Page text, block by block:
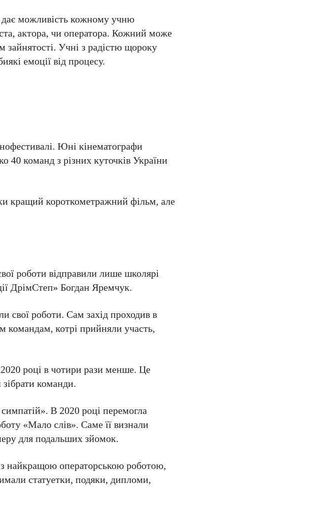
можливість кожному учню
актора, чи оператора. Кожний може
Учні з радістю щороку
емоції від процесу.
Юні кінематографи
40 команд з різних куточків України
кращий короткометражний фільм, але
роботи відправили лише школярі
ДрімСтеп» Богдан Яремчук.
свої роботи. Сам захід проходив в
командам, котрі прийняли участь,
році в чотири рази менше. Це
команди.
В 2020 році перемогла
«Мало слів». Саме її визнали
для подальших зйомок.
найкращою операторською роботою,
статуетки, подяки, дипломи,